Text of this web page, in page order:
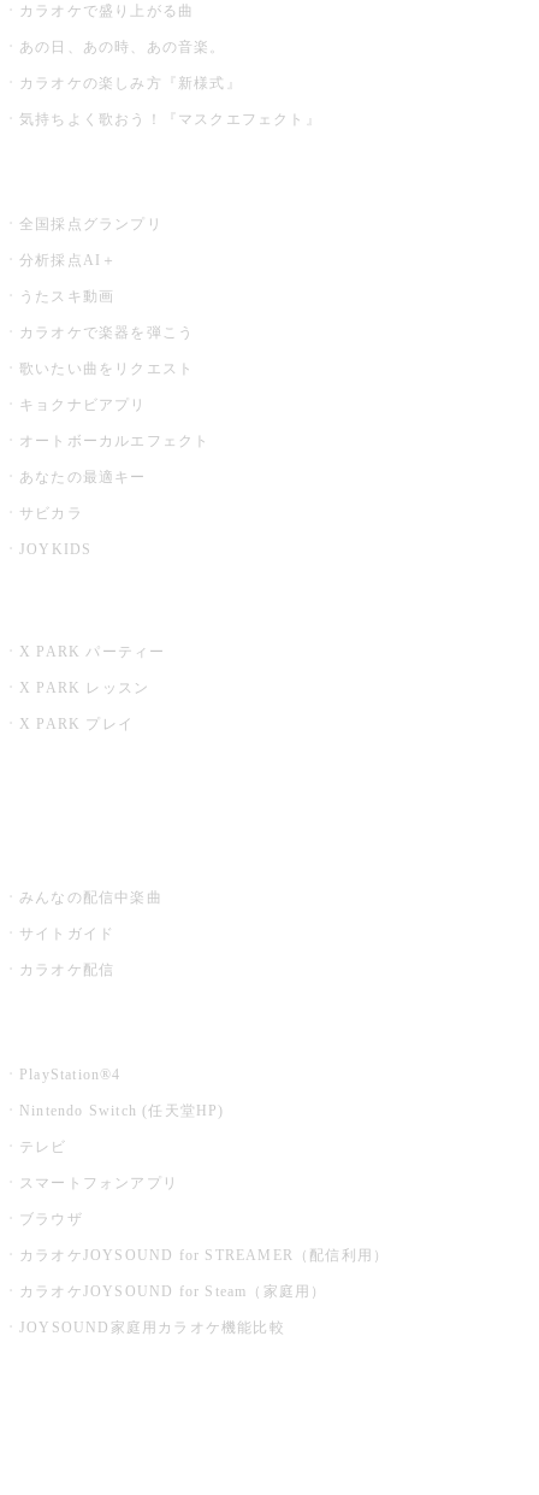
カラオケで盛り上がる曲
あの日、あの時、あの音楽。
カラオケの楽しみ方『新様式』
気持ちよく歌おう！『マスクエフェクト』
全国採点グランプリ
分析採点AI＋
うたスキ動画
カラオケで楽器を弾こう
歌いたい曲をリクエスト
キョクナビアプリ
オートボーカルエフェクト
あなたの最適キー
サビカラ
JOYKIDS
X PARK パーティー
X PARK レッスン
X PARK プレイ
みんなの配信中楽曲
サイトガイド
カラオケ配信
PlayStation®4
Nintendo Switch (任天堂HP)
テレビ
スマートフォンアプリ
ブラウザ
カラオケJOYSOUND for STREAMER（配信利用）
カラオケJOYSOUND for Steam（家庭用）
JOYSOUND家庭用カラオケ機能比較